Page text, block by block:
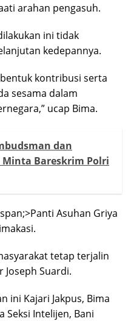
arahan pengasuh.
ini tidak
kedepannya.
kontribusi serta
sesama dalam
ucap Bima.
dan
Minta Bareskrim Polri
Asuhan Griya
tetap terjalin
Joseph Suardi.
ini Kajari Jakpus, Bima
Seksi Intelijen, Bani